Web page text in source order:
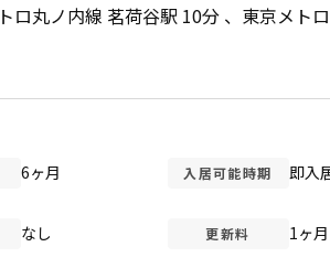
ロ丸ノ内線 茗荷谷駅 10分
東京メト
6ヶ月 入居可能時期 即入
なし 更新料 1ヶ月